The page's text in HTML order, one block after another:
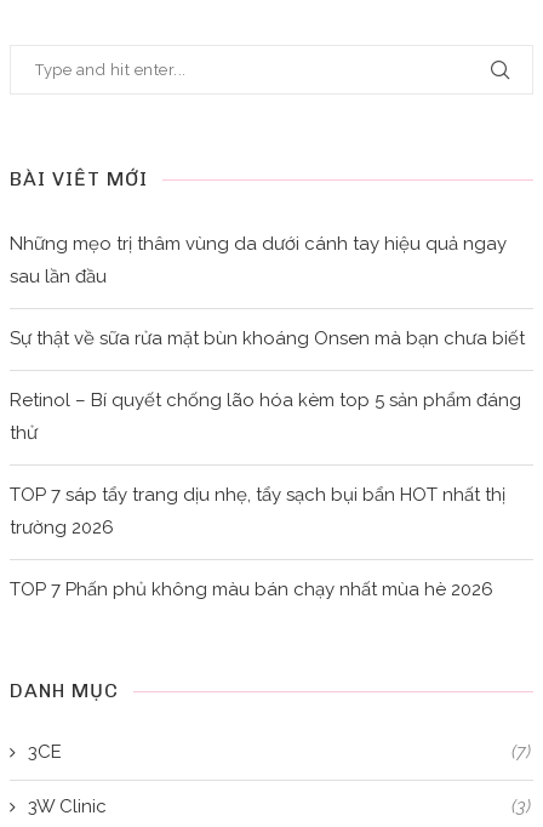
BÀI VIẾT MỚI
Những mẹo trị thâm vùng da dưới cánh tay hiệu quả ngay
sau lần đầu
Sự thật về sữa rửa mặt bùn khoáng Onsen mà bạn chưa biết
Retinol – Bí quyết chống lão hóa kèm top 5 sản phẩm đáng
thử
TOP 7 sáp tẩy trang dịu nhẹ, tẩy sạch bụi bẩn HOT nhất thị
trường 2026
TOP 7 Phấn phủ không màu bán chạy nhất mùa hè 2026
DANH MỤC
3CE (7)
3W Clinic (3)